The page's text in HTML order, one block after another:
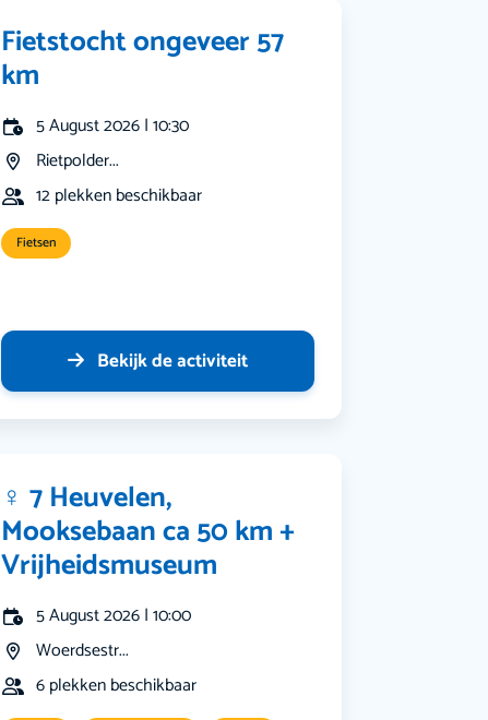
Fietstocht ongeveer 57
km
5 August 2026 | 10:30
Rietpolder...
12 plekken beschikbaar
Fietsen
Bekijk de activiteit
‍♀️ 7 Heuvelen,
Mooksebaan ca 50 km +
Vrijheidsmuseum
5 August 2026 | 10:00
Woerdsestr...
6 plekken beschikbaar